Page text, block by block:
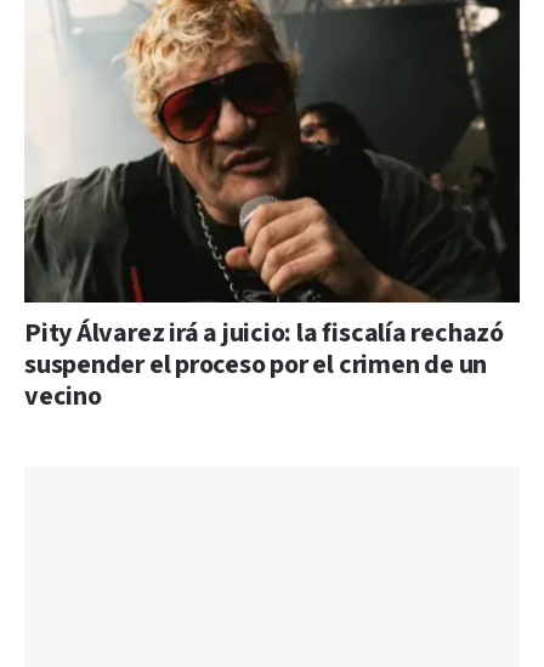
Pity Álvarez irá a juicio: la fiscalía rechazó
suspender el proceso por el crimen de un
vecino